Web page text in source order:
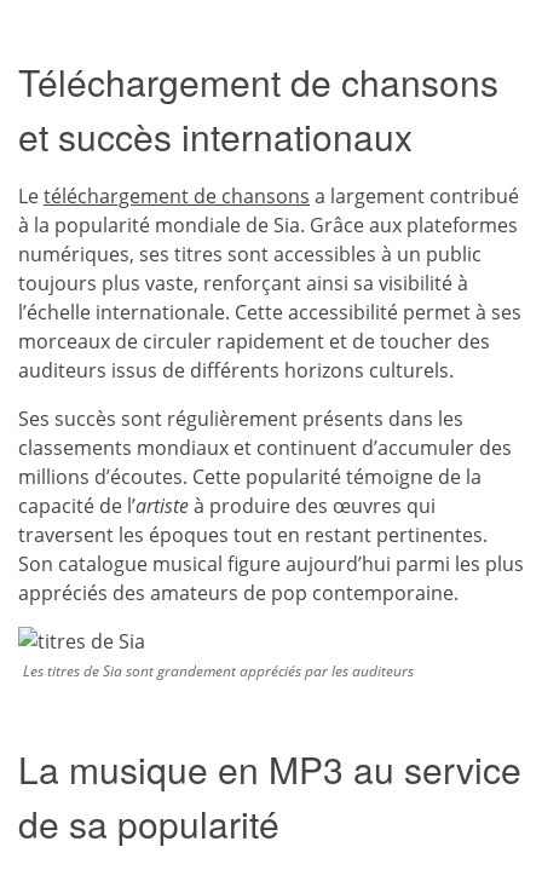
Téléchargement de chansons
et succès internationaux
Letéléchargement de chansons a largement contribué
à la popularité mondiale de Sia. Grâce aux plateformes
numériques, ses titres sont accessibles à un public
toujours plus vaste, renforçant ainsi sa visibilité à
l’échelle internationale. Cette accessibilité permet à ses
morceaux de circuler rapidement et de toucher des
auditeurs issus de différents horizons culturels.
Ses succès sont régulièrement présents dans les
classements mondiaux et continuent d’accumuler des
millions d’écoutes. Cette popularité témoigne de la
capacité de l’artisteà produire des œuvres qui
traversent les époques tout en restant pertinentes.
Son catalogue musical figure aujourd’hui parmi les plus
appréciés des amateurs de pop contemporaine.
Les titres de Sia sont grandement appréciés par les auditeurs
La musique en MP3 au service
de sa popularité